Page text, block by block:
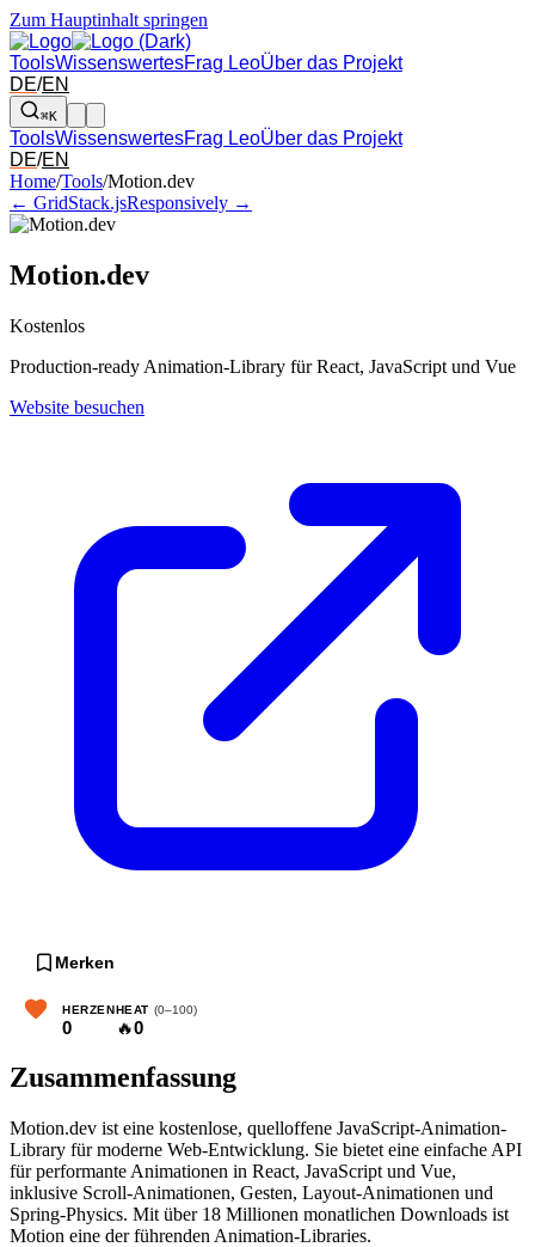
Zum Hauptinhalt springen
ToolsWissenswertesFrag LeoÜber das Projekt
DE/EN
⌘K
ToolsWissenswertesFrag LeoÜber das Projekt
DE/EN
Pfeil links und rechts: zum benachbarten Tool in der Übersicht
Home/Tools/Motion.dev
← GridStack.jsResponsively →
Motion.dev
Kostenlos
Production-ready Animation-Library für React, JavaScript und Vue
Website besuchen
Merken
HERZEN
0
HEAT (0–100)
🔥0
Zusammenfassung
Motion.dev ist eine kostenlose, quelloffene JavaScript-Animation-
Library für moderne Web-Entwicklung. Sie bietet eine einfache API
für performante Animationen in React, JavaScript und Vue,
inklusive Scroll-Animationen, Gesten, Layout-Animationen und
Spring-Physics. Mit über 18 Millionen monatlichen Downloads ist
Motion eine der führenden Animation-Libraries.